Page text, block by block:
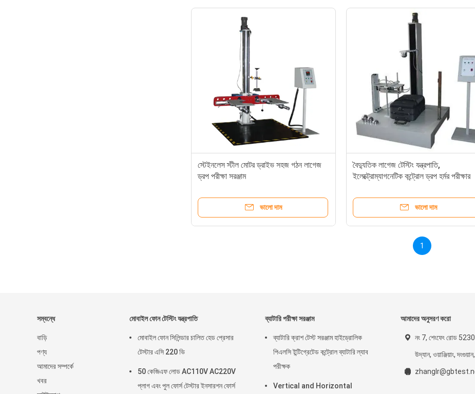
স্টেইনলেস স্টীল মোটর ড্রাইভ সহজ গঠন লাগেজ
ড্রপ পরীক্ষা সরঞ্জাম
ভালো দাম
বৈদ্যুতিক লাগেজ টেস্টিং যন্ত্রপাতি,
ইলেক্ট্রোম্যাগনেটিক কন্ট্রোল ড্রপ হর্মর পরীক্ষার
ভালো দাম
1
সম্বন্ধে
বাড়ি
পণ্য
আমাদের সম্পর্কে
খবর
মোবাইল ফোন টেস্টিং যন্ত্রপাতি
মোবাইল ফোন সিলিন্ডার চালিত হেড প্রেসার
টেস্টার এসি 220 ভি
50 কেজিএফ লোড AC110V AC220V
প্লাগ এবং পুল ফোর্স টেস্টার ইনসারশন ফোর্স
ব্যাটারি পরীক্ষা সরঞ্জাম
ব্যাটারি ক্রাশ টেস্ট সরঞ্জাম হাইড্রোলিক
পিএলসি ইন্টিগ্রেটেড কন্ট্রোল ব্যাটারি ল্যাব
পরীক্ষক
Vertical and Horizontal
আমাদের অনুসরণ করো
নং 7, শেংফেং রোড
উদ্যান, ওয়াঞ্জিয়াং,